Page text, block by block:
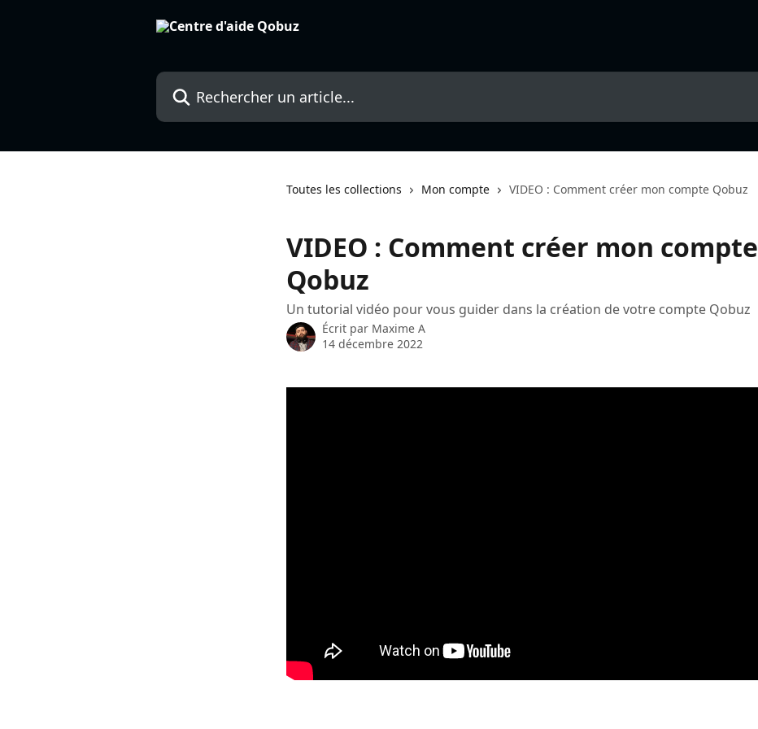
Rechercher un article...
Toutes les collections Mon compte VIDEO : Comment créer mon compte Qobuz
VIDEO : Comment créer mon compte
Qobuz
Un tutorial vidéo pour vous guider dans la création de votre compte Qobuz
Écrit par Maxime A
14 décembre 2022